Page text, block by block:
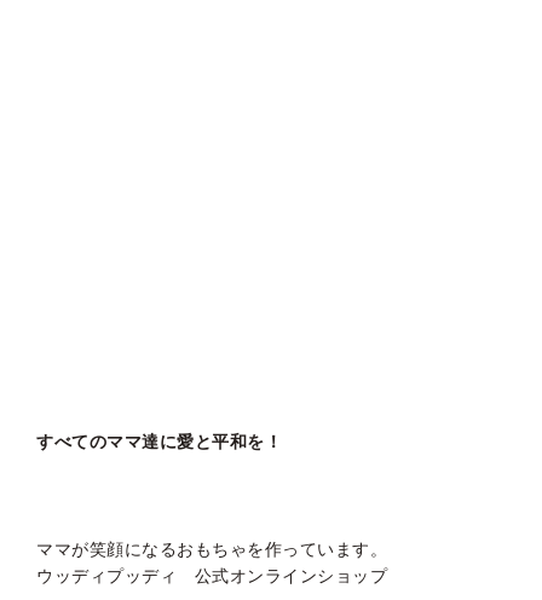
すべてのママ達に愛と平和を！
ママが笑顔になるおもちゃを作っています。
ウッディプッディ 公式オンラインショップ